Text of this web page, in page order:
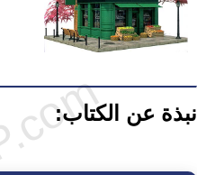
نبذة عن الكتاب: